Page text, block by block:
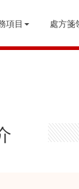
項目 處方箋